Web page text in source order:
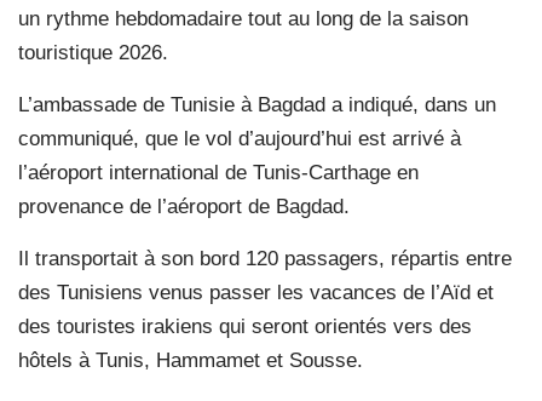
un rythme hebdomadaire tout au long de la saison
touristique 2026.
L’ambassade de Tunisie à Bagdad a indiqué, dans un
communiqué, que le vol d’aujourd’hui est arrivé à
l’aéroport international de Tunis-Carthage en
provenance de l’aéroport de Bagdad.
Il transportait à son bord 120 passagers, répartis entre
des Tunisiens venus passer les vacances de l’Aïd et
des touristes irakiens qui seront orientés vers des
hôtels à Tunis, Hammamet et Sousse.